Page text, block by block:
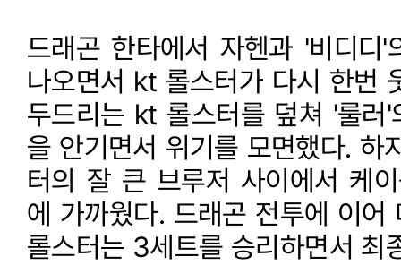
드래곤 한타에서 자헨과 '비디디
나오면서 kt 롤스터가 다시 한번
두드리는 kt 롤스터를 덮쳐 '룰러
을 안기면서 위기를 모면했다. 하
터의 잘 큰 브루저 사이에서 케
에 가까웠다. 드래곤 전투에 이
롤스터는 3세트를 승리하면서 최